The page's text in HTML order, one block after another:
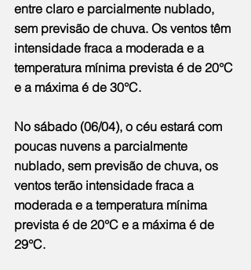
entre claro e parcialmente nublado,
sem previsão de chuva. Os ventos têm
intensidade fraca a moderada e a
temperatura mínima prevista é de 20°C
e a máxima é de 30°C.
No sábado (06/04), o céu estará com
poucas nuvens a parcialmente
nublado, sem previsão de chuva, os
ventos terão intensidade fraca a
moderada e a temperatura mínima
prevista é de 20°C e a máxima é de
29°C.